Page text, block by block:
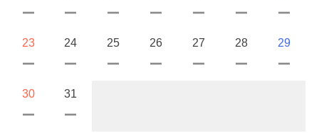
23 24 25 26 27 28 29
30 31